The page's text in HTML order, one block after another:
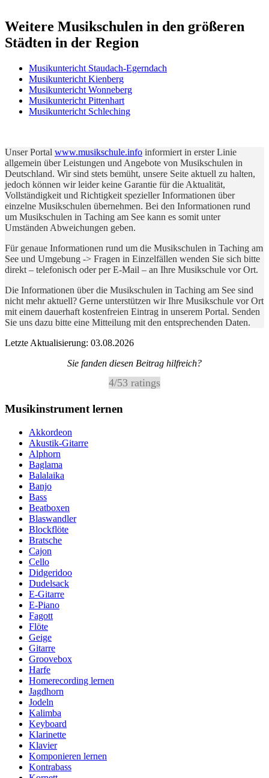
Weitere Musikschulen in den größeren
Städten in der Region
Musikuntericht Staudach-Egerndach
Musikuntericht Kienberg
Musikuntericht Wonneberg
Musikuntericht Pittenhart
Musikuntericht Schleching
Unser Portal www.musikschule.info informiert in erster Linie
allgemein über Leistungen und Angebote von Musikschulen in
Deutschland. Wir sind stets bemüht, unsere Seite aktuell zu halten,
jedoch können wir leider keine Garantie für die Aktualität,
Vollständigkeit und Richtigkeit spezieller Informationen über
einzelne Musikschulen übernehmen. Bei den Informationen rund
um Musikschulen in Taching am See kann es somit unter
Umständen Abweichungen geben.
Für genaue Informationen rund um die Musikschulen in Taching am
See und Umgebung -> Fragen in Einzelfällen wenden Sie sich bitte
direkt – telefonisch oder per E-Mail – an Ihre Musikschule vor Ort.
Die Informationen über die Musikschulen in Taching am See sind
nicht mehr aktuell? Gerne unterstützen wir Ihre Musikschule vor Ort
mit einem dauerhaft kostenfreien Eintrag in unserem Portal. Senden
Sie uns dazu bitte eine Mitteilung mit den entsprechenden Daten.
Letzte Aktualisierung: 03.08.2026
Sie fanden diesen Beitrag hilfreich?
4/53 ratings
Musikinstrument lernen
Akkordeon
Akustik-Gitarre
Alphorn
Baglama
Balalaika
Banjo
Bass
Beatboxen
Blaswandler
Blockflöte
Bratsche
Cajon
Cello
Didgeridoo
Dudelsack
E-Gitarre
E-Piano
Fagott
Flöte
Geige
Gitarre
Groovebox
Harfe
Homerecording lernen
Jagdhorn
Jodeln
Kalimba
Keyboard
Klarinette
Klavier
Komponieren lernen
Kontrabass